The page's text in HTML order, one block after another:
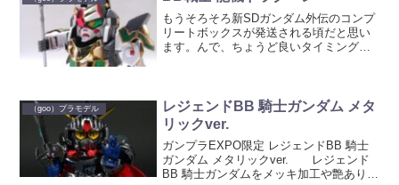
もうそろそろ新SDガンダム外伝のコンプ
リートボックスが発送される頃だと思い
ます。んで、ちょうど良いタイミングな
スギアがまだ出来てな...
（goo）プラモデル
レジェンドBB 騎士ガンダム メタ
リックver.
ガンプラEXPO限定 レジェンドBB 騎士
ガンダム メタリックver. レジェンド
BB 騎士ガンダムをメッキ加工や艶あり成